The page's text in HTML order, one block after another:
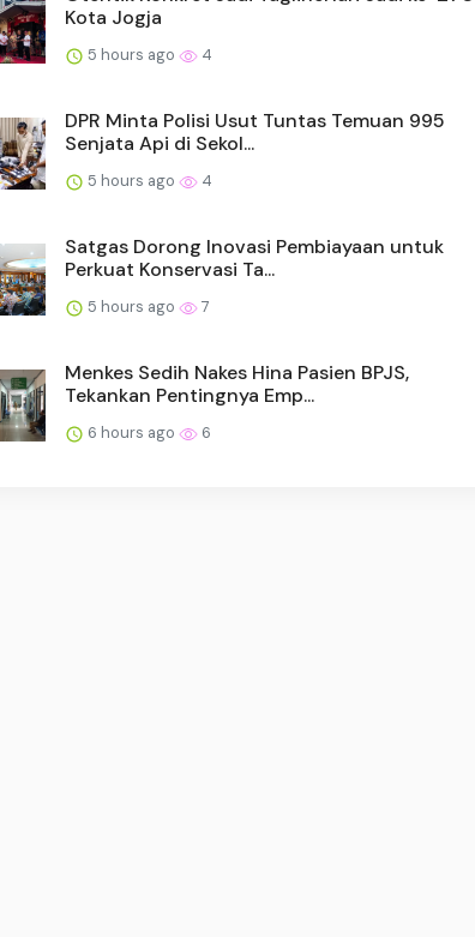
Kota Jogja
5 hours ago 4
DPR Minta Polisi Usut Tuntas Temuan 995
Senjata Api di Sekol...
5 hours ago 4
Satgas Dorong Inovasi Pembiayaan untuk
Perkuat Konservasi Ta...
5 hours ago 7
Menkes Sedih Nakes Hina Pasien BPJS,
Tekankan Pentingnya Emp...
6 hours ago 6